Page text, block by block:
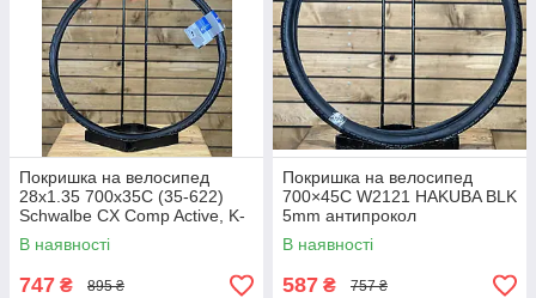
Покришка на велосипед
28x1.35 700x35C (35-622)
Schwalbe CX Comp Active, K-
Guard, SBC, B/B-SK
В наявності
747 ₴ 895 ₴
Покришка на велосипед
700×45C W2121 HAKUBA BLK
5mm антипрокол
В наявності
587 ₴ 757 ₴